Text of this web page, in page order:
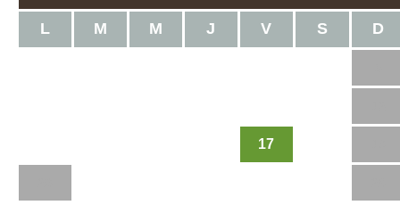
L M M J V S D
17